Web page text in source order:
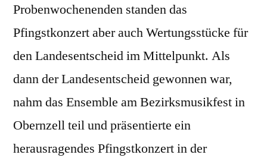
Probenwochenenden standen das
Pfingstkonzert aber auch Wertungsstücke für
den Landesentscheid im Mittelpunkt. Als
dann der Landesentscheid gewonnen war,
nahm das Ensemble am Bezirksmusikfest in
Obernzell teil und präsentierte ein
herausragendes Pfingstkonzert in der